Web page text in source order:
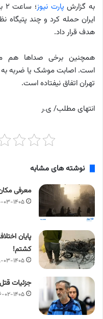
به گزارش پارت نیوز
ایران حمله کرد و چند پتیگاه
هدف قرار داد.
همچنین برخی صداها هم
است. اصابت موشک یا ضربه به
تهران اتفاق نیفتاده است.
انتهای مطلب/ ی.ر
نوشته های مشابه
معرفی
۲۰-۰۳-
پایان
کشتم!
۰۸-۰۳-
جزئیات
۲۶-۰۲-